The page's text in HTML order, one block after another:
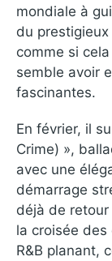
mondiale à
du
comme si
semble avoir
fascinantes.
En février, il
Crime) »,
avec une
démarrage
déjà de retour
la croisée
R&B planant,